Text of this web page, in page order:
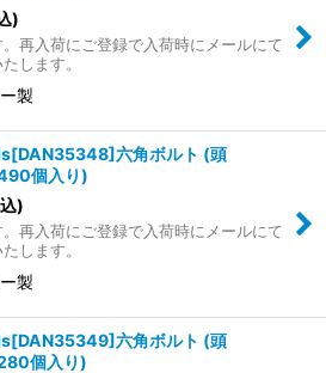
)
再入荷にご登録で入荷時にメールにて
します。
製
六角ボルト (頭
個入り)
)
再入荷にご登録で入荷時にメールにて
します。
製
六角ボルト (頭
個入り)